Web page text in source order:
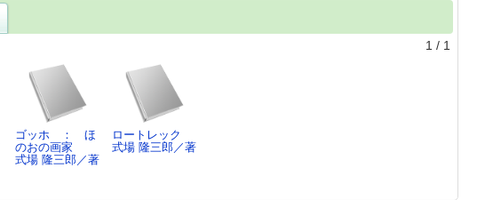
1 / 1
ゴッホ ： ほ
のおの画家
式場 隆三郎／著
ロートレック
式場 隆三郎／著